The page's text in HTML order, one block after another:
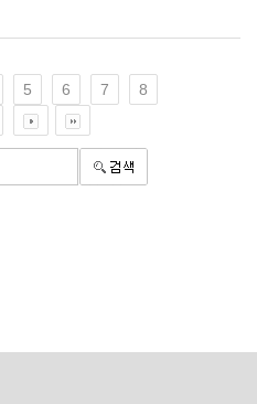
5 6 7 8